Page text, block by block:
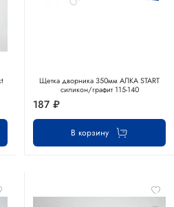
Щетка дворника 350мм АЛКА START
силикон/графит 115-140
187 ₽
В корзину